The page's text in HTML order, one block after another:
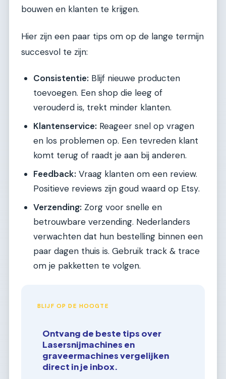
bouwen en klanten te krijgen.
Hier zijn een paar tips om op de lange termijn
succesvol te zijn:
Consistentie: Blijf nieuwe producten
toevoegen. Een shop die leeg of
verouderd is, trekt minder klanten.
Klantenservice: Reageer snel op vragen
en los problemen op. Een tevreden klant
komt terug of raadt je aan bij anderen.
Feedback: Vraag klanten om een review.
Positieve reviews zijn goud waard op Etsy.
Verzending: Zorg voor snelle en
betrouwbare verzending. Nederlanders
verwachten dat hun bestelling binnen een
paar dagen thuis is. Gebruik track & trace
om je pakketten te volgen.
BLIJF OP DE HOOGTE
Ontvang de beste tips over
Lasersnijmachines en
graveermachines vergelijken
direct in je inbox.